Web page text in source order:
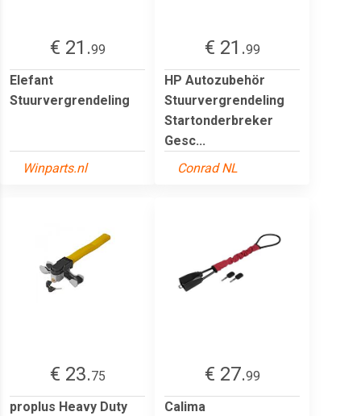
€ 21.99
Elefant
Stuurvergrendeling
Winparts.nl
€ 21.99
HP Autozubehör
Stuurvergrendeling
Startonderbreker
Gesc...
Conrad NL
€ 23.75
proplus Heavy Duty
€ 27.99
Calima